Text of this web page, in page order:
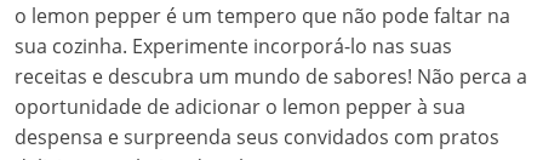
o lemon pepper é um tempero que não pode faltar na
sua cozinha. Experimente incorporá-lo nas suas
receitas e descubra um mundo de sabores! Não perca a
oportunidade de adicionar o lemon pepper à sua
despensa e surpreenda seus convidados com pratos